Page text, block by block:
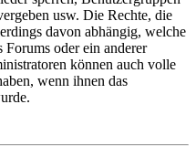
usw. Die Rechte, die
davon abhängig, welche
Forums oder ein anderer
können auch volle
wenn ihnen das